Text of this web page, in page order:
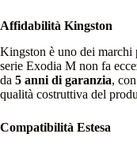
Affidabilità Kingston
Kingston è uno dei marchi
serie Exodia M non fa
da 5 anni di garanzia,
qualità costruttiva del
Compatibilità Estesa